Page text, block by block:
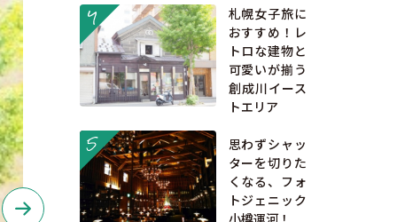
札幌女子旅に
おすすめ！レ
トロな建物と
可愛いが揃う
創成川イース
トエリア
more
思わずシャッ
ターを切りた
くなる、フォ
トジェニック
more